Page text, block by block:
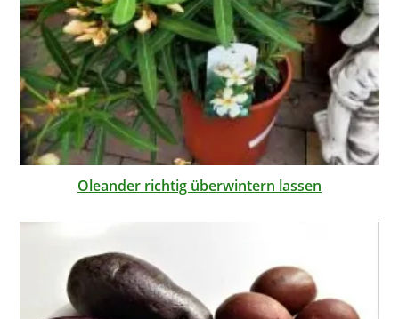
Oleander richtig überwintern lassen